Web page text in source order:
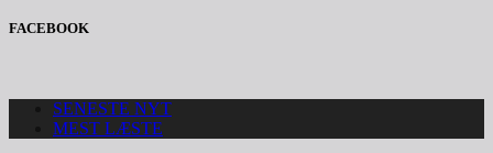
FACEBOOK
SENESTE NYT
MEST LÆSTE